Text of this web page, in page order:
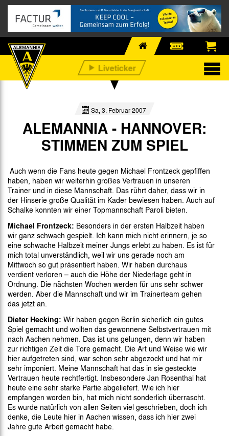
Sa, 3. Februar 2007
ALEMANNIA - HANNOVER:
STIMMEN ZUM SPIEL
Auch wenn die Fans heute gegen Michael Frontzeck gepfiffen
haben, haben wir weiterhin großes Vertrauen in unseren
Trainer und in diese Mannschaft. Das rührt daher, dass wir in
der Hinserie große Qualität im Kader bewiesen haben. Auch auf
Schalke konnten wir einer Topmannschaft Paroli bieten.
Michael Frontzeck: Besonders in der ersten Halbzeit haben
wir ganz schwach gespielt. Ich kann mich nicht erinnern, je so
eine schwache Halbzeit meiner Jungs erlebt zu haben. Es ist für
mich total unverständlich, weil wir uns gerade noch am
Mittwoch so gut präsentiert haben. Wir haben durchaus
verdient verloren – auch die Höhe der Niederlage geht in
Ordnung. Die nächsten Wochen werden für uns sehr schwer
werden. Aber die Mannschaft und wir im Trainerteam gehen
das jetzt an.
Dieter Hecking: Wir haben gegen Berlin sicherlich ein gutes
Spiel gemacht und wollten das gewonnene Selbstvertrauen mit
nach Aachen nehmen. Das ist uns gelungen, denn wir haben
zur richtigen Zeit die Tore gemacht. Die Art und Weise wie wir
hier aufgetreten sind, war schon sehr abgezockt und hat mir
sehr imponiert. Meine Mannschaft hat das in sie gesteckte
Vertrauen heute rechtfertigt. Insbesondere Jan Rosenthal hat
heute eine sehr starke Partie abgeliefert. Wie ich hier
empfangen worden bin, hat mich nicht sonderlich überrascht.
Es wurde natürlich von allen Seiten viel geschrieben, doch ich
denke, die Leute hier in Aachen wissen, dass ich hier zwei
Jahre gute Arbeit gemacht habe.